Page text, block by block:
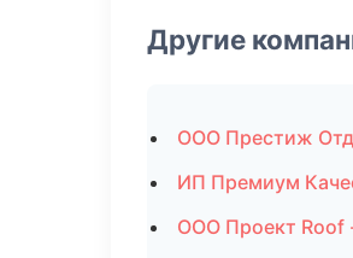
Другие
ООО Престиж
ИП Премиум
ООО Проект Roof